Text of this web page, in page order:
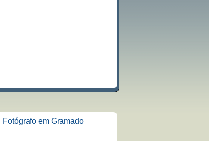
Fotógrafo em Gramado